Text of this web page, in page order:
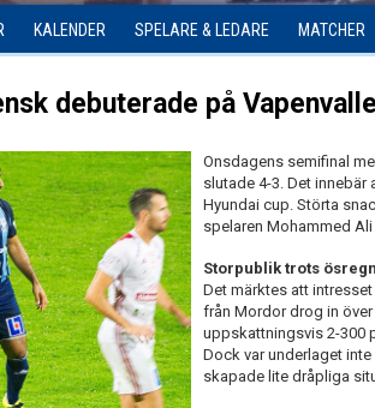
KALENDER SPELARE & LEDARE MATCHER
debuterade på
Onsdagens semifinal
slutade 4-3. Det innebär
Hyundai cup. Störta
spelaren Mohammed Ali
Storpublik trots ösregn
Det märktes att
från Mordor drog in
uppskattningsvis 2-300
Dock var underlaget
skapade lite dråpliga